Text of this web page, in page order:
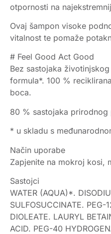
otpornosti na
Ovaj šampon visoke
vitalnost te pomaže
# Feel Good Act Good
Bez sastojaka
formula*. 100 %
boca.
80 % sastojaka prirodnog
* u skladu s
Način uporabe
Zapjenite na mokroj kosi,
Sastojci
WATER (AQUA)*.
SULFOSUCCINATE. PEG-
DIOLEATE. LAURYL
ACID. PEG-40